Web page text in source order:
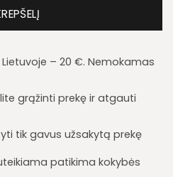
– 20 €. Nemokamas
grąžinti prekę ir atgauti
tik gavus užsakytą prekę
patikima kokybės